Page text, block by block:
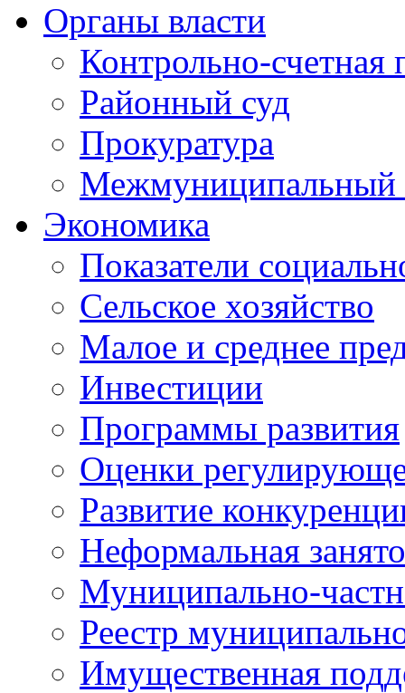
Органы власти
Контрольно-счетная
Районный суд
Прокуратура
Межмуниципальный
Экономика
Показатели
Сельское хозяйство
Малое и среднее
Инвестиции
Программы развития
Оценки
Развитие
Неформальная
Муниципально-
Реестр
Имущественная